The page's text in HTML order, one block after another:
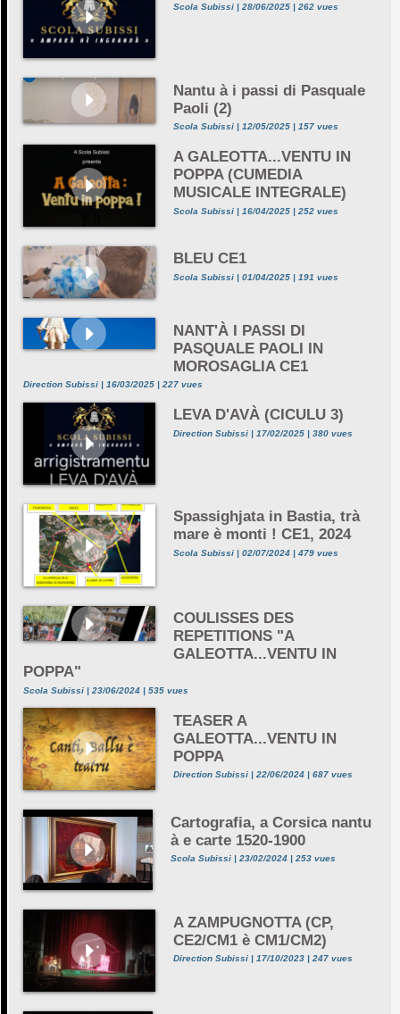
Scola Subissi | 28/06/2025 | 262 vues
Nantu à i passi di Pasquale
Paoli (2)
Scola Subissi | 12/05/2025 | 157 vues
A GALEOTTA...VENTU IN
POPPA (CUMEDIA
MUSICALE INTEGRALE)
Scola Subissi | 16/04/2025 | 252 vues
BLEU CE1
Scola Subissi | 01/04/2025 | 191 vues
NANT'À I PASSI DI
PASQUALE PAOLI IN
MOROSAGLIA CE1
Direction Subissi | 16/03/2025 | 227 vues
LEVA D'AVÀ (CICULU 3)
Direction Subissi | 17/02/2025 | 380 vues
Spassighjata in Bastia, trà
mare è monti ! CE1, 2024
Scola Subissi | 02/07/2024 | 479 vues
COULISSES DES
REPETITIONS "A
GALEOTTA...VENTU IN
POPPA"
Scola Subissi | 23/06/2024 | 535 vues
TEASER A
GALEOTTA...VENTU IN
POPPA
Direction Subissi | 22/06/2024 | 687 vues
Cartografia, a Corsica nantu
à e carte 1520-1900
Scola Subissi | 23/02/2024 | 253 vues
A ZAMPUGNOTTA (CP,
CE2/CM1 è CM1/CM2)
Direction Subissi | 17/10/2023 | 247 vues